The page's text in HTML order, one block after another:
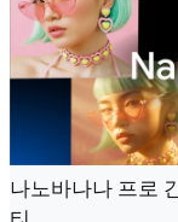
나노바나나 프로